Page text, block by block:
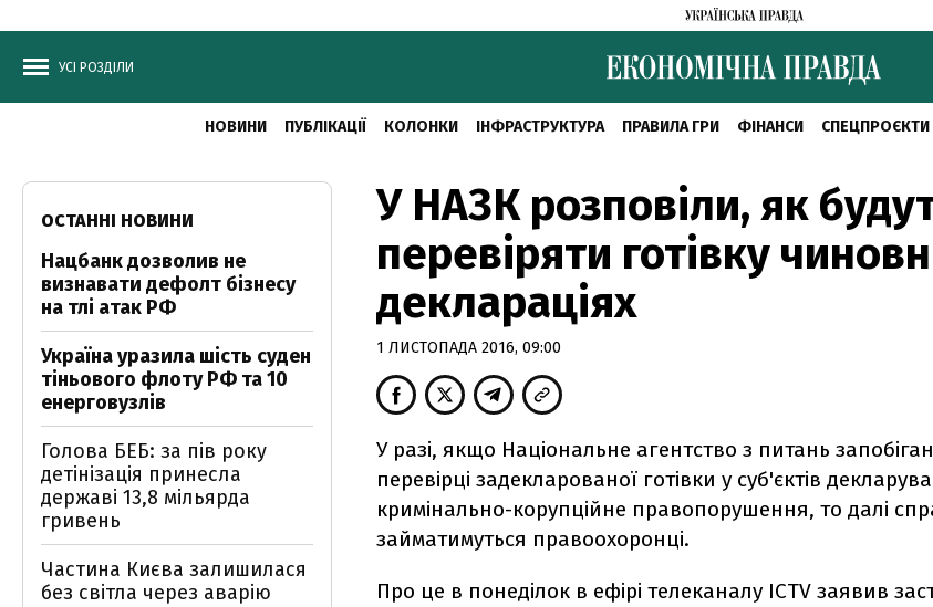
УСІ РОЗДІЛИ
НОВИНИ ПУБЛІКАЦІЇ КОЛОНКИ ІНФРАСТРУКТУРА ПРАВИЛА ГРИ ФІНАНСИ СПЕЦПРОЄКТИ
У НАЗК розповіли, як
перевіряти готівку
деклараціях
1 ЛИСТОПАДА 2016, 09:00
У разі, якщо Національне агентство з питань
перевірці задекларованої готівки у суб'єктів
кримінально-корупційне правопорушення, то далі
займатимуться правоохоронці.
Про це в понеділок в ефірі телеканалу ICTV заявив
ОСТАННІ НОВИНИ
Нацбанк дозволив не
визнавати дефолт бізнесу
на тлі атак РФ
Україна уразила шість суден
тіньового флоту РФ та 10
енерговузлів
Голова БЕБ: за пів року
детінізація принесла
державі 13,8 мільярда
гривень
Частина Києва залишилася
без світла через аварію